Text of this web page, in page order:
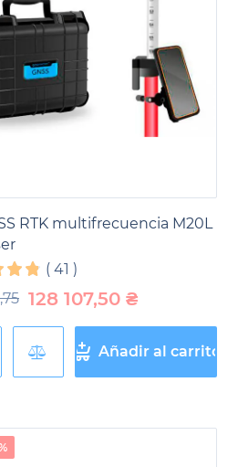
solución perfecta para
teniendo en cuenta
para tus tareas de topografía.
RTK multifrecuencia M20L
( 41 )
128 107,50 ₴
Añadir al carrito